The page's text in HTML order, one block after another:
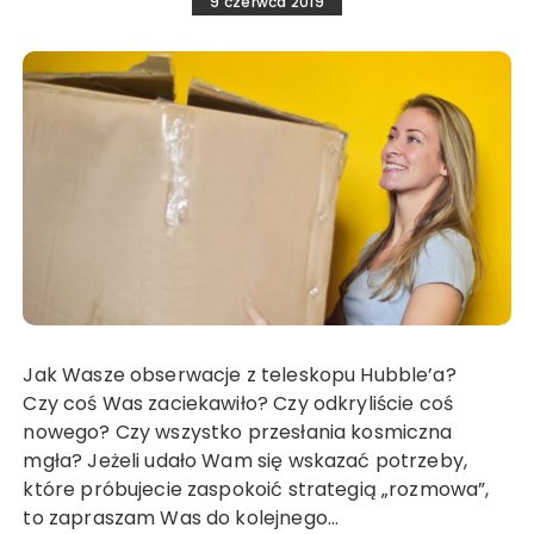
Jak Wasze obserwacje z teleskopu Hubble’a?
Czy coś Was zaciekawiło? Czy odkryliście coś
nowego? Czy wszystko przesłania kosmiczna
mgła? Jeżeli udało Wam się wskazać potrzeby,
które próbujecie zaspokoić strategią „rozmowa”,
to zapraszam Was do kolejnego…